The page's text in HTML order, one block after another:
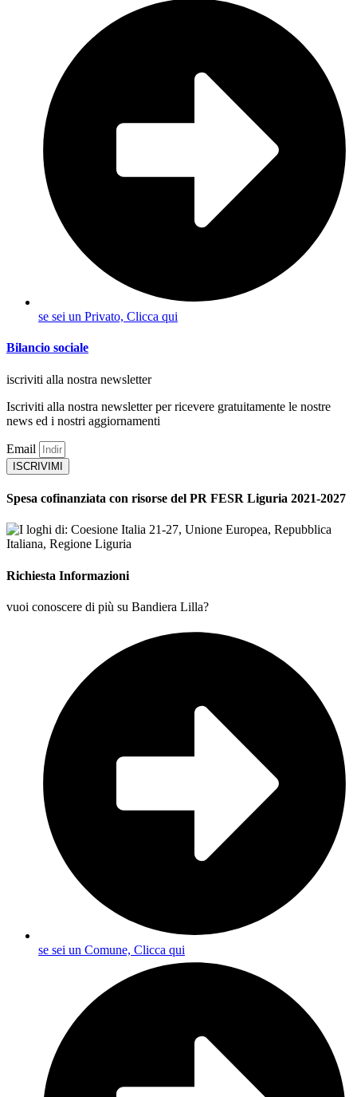
se sei un Privato, Clicca qui
Bilancio sociale
iscriviti alla nostra newsletter
Iscriviti alla nostra newsletter per ricevere gratuitamente le nostre
news ed i nostri aggiornamenti
Email
ISCRIVIMI
Spesa cofinanziata con risorse del PR FESR Liguria 2021-2027
Richiesta Informazioni
vuoi conoscere di più su Bandiera Lilla?
se sei un Comune, Clicca qui